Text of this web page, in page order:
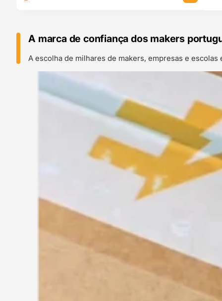
A marca de confiança dos makers
A escolha de milhares de makers, empresas e escolas